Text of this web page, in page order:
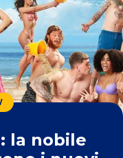
la nobile